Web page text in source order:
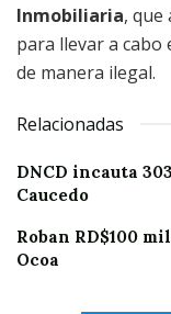
Inmobiliaria, que
para llevar a cabo
de manera ilegal.
Relacionadas
DNCD incauta
Caucedo
Roban RD$100
Ocoa